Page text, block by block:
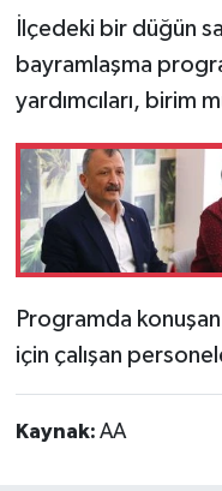
İlçedeki bir düğün
bayramlaşma
yardımcıları, birim
Programda
için çalışan
Kaynak: AA